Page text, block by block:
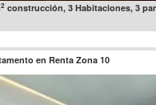
2construcción, 3 Habitaciones, 3
en Renta Zona 10